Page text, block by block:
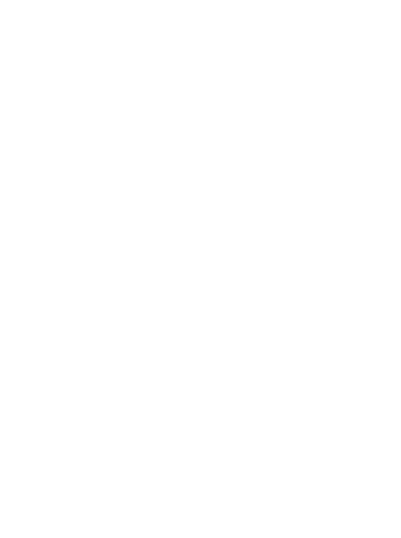
To inspire future-ready leaders in